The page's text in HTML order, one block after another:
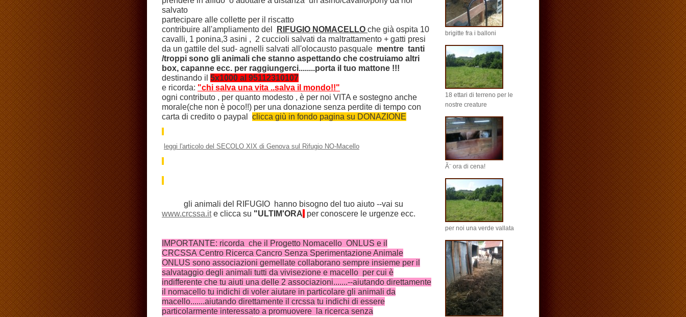
salvato
partecipare alle collette per il riscatto
contribuire all'ampliamento del
RIFUGIO NOMACELLO che già ospita 10
cavalli, 1 ponina,3 asini , 2 cuccioli salvati da maltrattamento + gatti presi
da un gattile del sud- agnelli salvati all'olocausto pasquale mentre tanti
/troppi sono gli animali che stanno aspettando che costruiamo altri
box, capanne ecc. per raggiungerci........porta il tuo mattone !!!
destinando il 5x1000 al 95112310107
e ricorda: "chi salva una vita ..salva il mondo!!"
ogni contributo , per quanto modesto , è per noi VITA e sostegno anche
morale(che non è poco!!) per una donazione senza perdite di tempo con
carta di credito o paypal clicca giù in fondo pagina su DONAZIONE
leggi l'articolo del SECOLO XIX di Genova sul Rifugio NO-Macello
gli animali del RIFUGIO hanno bisogno del tuo aiuto --vai su
www.crcssa.ite clicca su "ULTIM'ORA per conoscere le urgenze ecc.
IMPORTANTE: ricorda che il Progetto Nomacello ONLUS e il
CRCSSA Centro Ricerca Cancro Senza Sperimentazione Animale
ONLUS sono associazioni gemellate collaborano sempre insieme per il
salvataggio degli animali tutti da vivisezione e macello per cui è
indifferente che tu aiuti una delle 2 associazioni.......--aiutando direttamente
il nomacello tu indichi di voler aiutare in particolare gli animali da
macello.......aiutando direttamente il crcssa tu indichi di essere
particolarmente interessato a promuovere la ricerca senza
brigitte fra i balloni
18 ettari di terreno per le
nostre creature
Ã¨ ora di cena!
per noi una verde vallata